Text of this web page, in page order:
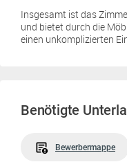
Insgesamt ist das
und bietet durch die
einen unkomplizierten
Benötigte
Bewerbermappe